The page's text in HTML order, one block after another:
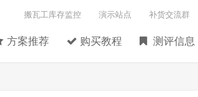
方案推荐 购买教程 测评信息
搬瓦工库存监控 演示站点 补货交流群